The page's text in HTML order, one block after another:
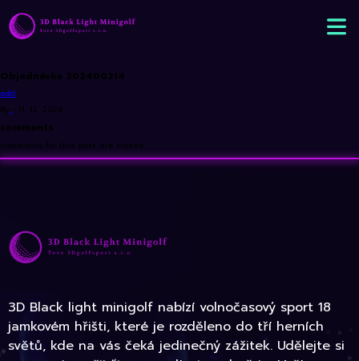
Objednávka 202400214
edit
By • 11. 12. 2024
comments
comments for this post are closed
3D Black light minigolf nabízí volnočasový sport 18
jamkovém hřišti, které je rozděleno do tří herních
světů, kde na vás čeká jedinečný zážitek. Udělejte si